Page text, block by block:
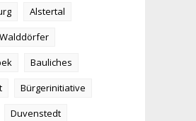
Alstertal
Bauliches
Bürgerinitiative
Duvenstedt